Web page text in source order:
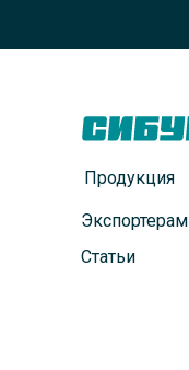
Продукция
Статьи
Экспортерам